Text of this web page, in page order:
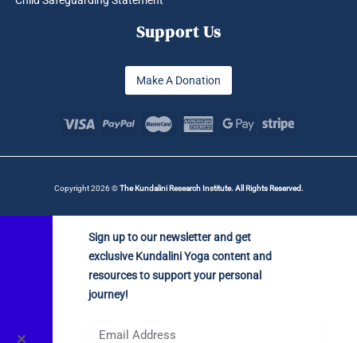
Support Us
Make A Donation
Copyright 2026 ©The Kundalini Research Institute. All Rights Reserved.
✕
Sign up to our newsletter and get
exclusive Kundalini Yoga content and
resources to support your personal
journey!